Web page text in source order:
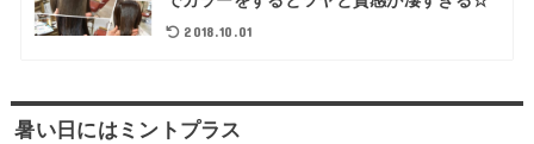
2018.10.01
暑い日にはミントプラス